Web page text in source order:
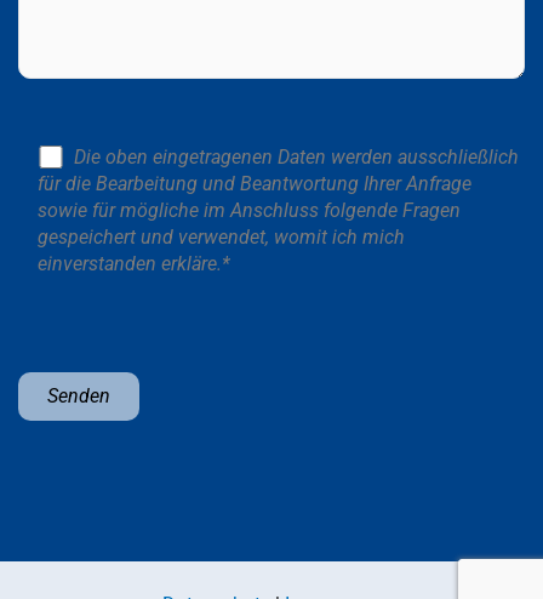
Die oben eingetragenen Daten werden ausschließlich
für die Bearbeitung und Beantwortung Ihrer Anfrage
sowie für mögliche im Anschluss folgende Fragen
gespeichert und verwendet, womit ich mich
einverstanden erkläre.*